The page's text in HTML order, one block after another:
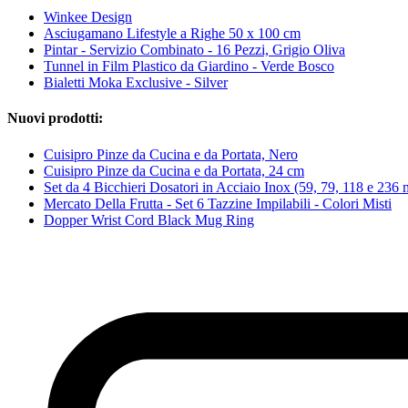
Winkee Design
Asciugamano Lifestyle a Righe 50 x 100 cm
Pintar - Servizio Combinato - 16 Pezzi, Grigio Oliva
Tunnel in Film Plastico da Giardino - Verde Bosco
Bialetti Moka Exclusive - Silver
Nuovi prodotti:
Cuisipro Pinze da Cucina e da Portata, Nero
Cuisipro Pinze da Cucina e da Portata, 24 cm
Set da 4 Bicchieri Dosatori in Acciaio Inox (59, 79, 118 e 236
Mercato Della Frutta - Set 6 Tazzine Impilabili - Colori Misti
Dopper Wrist Cord Black Mug Ring